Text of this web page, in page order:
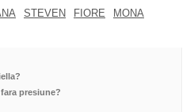
STEVEN FIORE
MONA
presiune?